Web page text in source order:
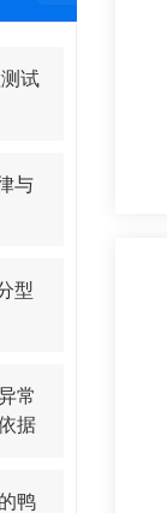
试
与
型
常
据
鸭